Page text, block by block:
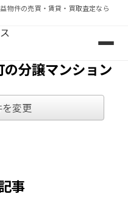
物件の売買・賃貸・買取査定なら
戸建て・収益物件の売
分譲マンション
変更
事